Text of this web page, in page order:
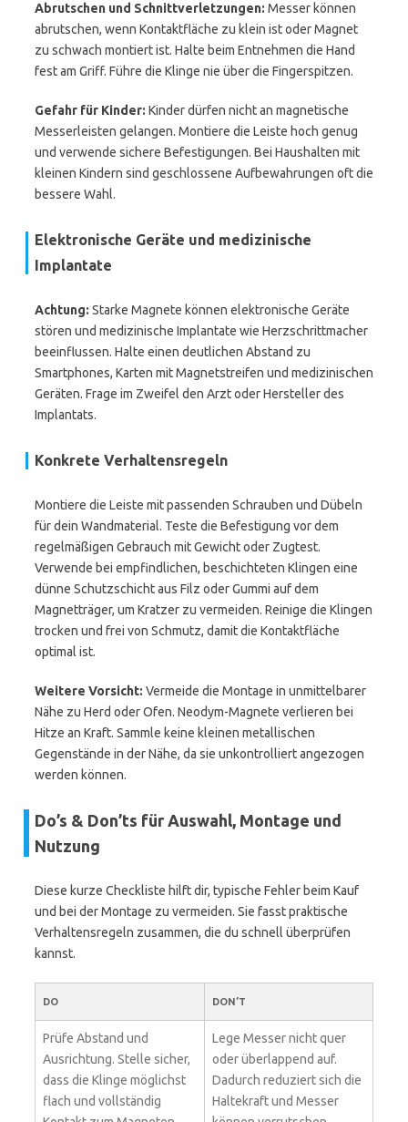
Abrutschen und Schnittverletzungen: Messer können
abrutschen, wenn Kontaktfläche zu klein ist oder Magnet
zu schwach montiert ist. Halte beim Entnehmen die Hand
fest am Griff. Führe die Klinge nie über die Fingerspitzen.
Gefahr für Kinder: Kinder dürfen nicht an magnetische
Messerleisten gelangen. Montiere die Leiste hoch genug
und verwende sichere Befestigungen. Bei Haushalten mit
kleinen Kindern sind geschlossene Aufbewahrungen oft die
bessere Wahl.
Elektronische Geräte und medizinische
Implantate
Achtung: Starke Magnete können elektronische Geräte
stören und medizinische Implantate wie Herzschrittmacher
beeinflussen. Halte einen deutlichen Abstand zu
Smartphones, Karten mit Magnetstreifen und medizinischen
Geräten. Frage im Zweifel den Arzt oder Hersteller des
Implantats.
Konkrete Verhaltensregeln
Montiere die Leiste mit passenden Schrauben und Dübeln
für dein Wandmaterial. Teste die Befestigung vor dem
regelmäßigen Gebrauch mit Gewicht oder Zugtest.
Verwende bei empfindlichen, beschichteten Klingen eine
dünne Schutzschicht aus Filz oder Gummi auf dem
Magnetträger, um Kratzer zu vermeiden. Reinige die Klingen
trocken und frei von Schmutz, damit die Kontaktfläche
optimal ist.
Weitere Vorsicht: Vermeide die Montage in unmittelbarer
Nähe zu Herd oder Ofen. Neodym-Magnete verlieren bei
Hitze an Kraft. Sammle keine kleinen metallischen
Gegenstände in der Nähe, da sie unkontrolliert angezogen
werden können.
Do’s & Don’ts für Auswahl, Montage und
Nutzung
Diese kurze Checkliste hilft dir, typische Fehler beim Kauf
und bei der Montage zu vermeiden. Sie fasst praktische
Verhaltensregeln zusammen, die du schnell überprüfen
kannst.
DO DON’T
Prüfe Abstand und
Ausrichtung. Stelle sicher,
dass die Klinge möglichst
flach und vollständig
Lege Messer nicht quer
oder überlappend auf.
Dadurch reduziert sich die
Haltekraft und Messer